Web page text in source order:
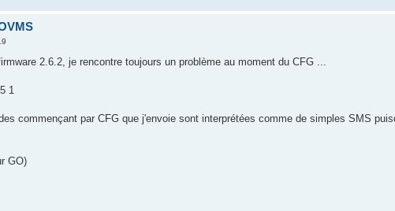
2.6.2, je rencontre toujours un problème au moment du CFG ...
1
commençant par CFG que j'envoie sont interprétées comme de simples SMS
GO)